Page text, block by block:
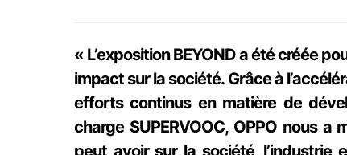
« L’exposition BEYOND a été créée
impact sur la société. Grâce à
efforts continus en matière de
charge SUPERVOOC, OPPO nous a
peut avoir sur la société,